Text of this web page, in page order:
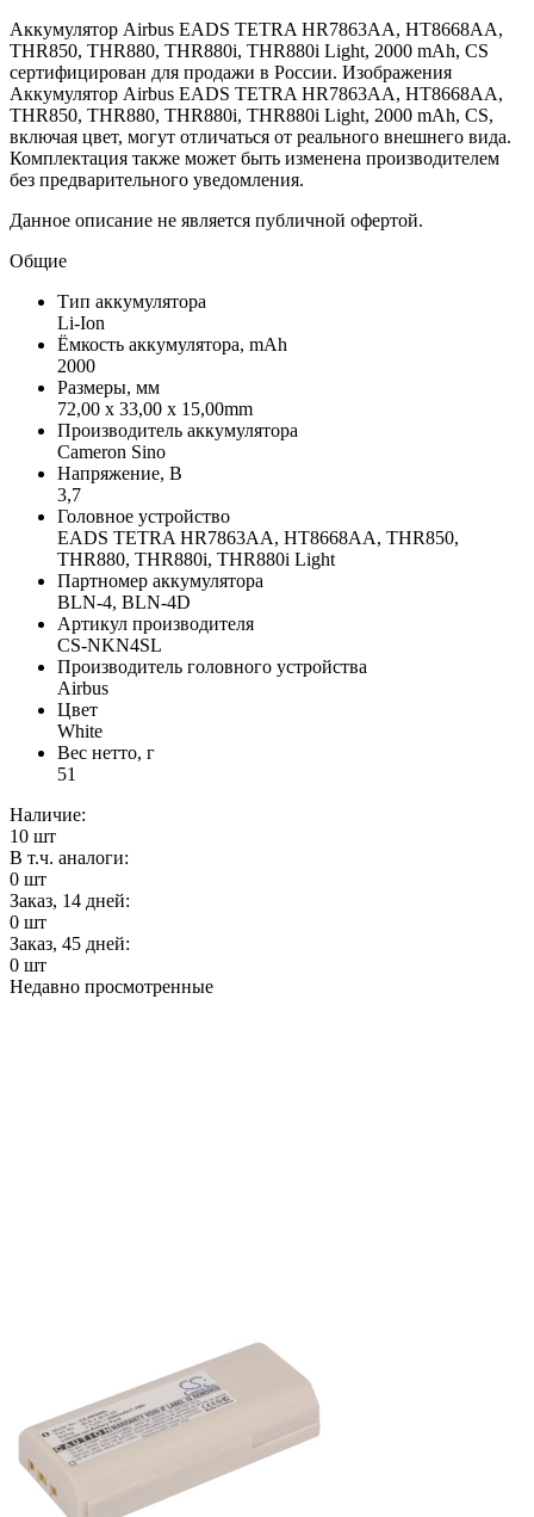
Аккумулятор Airbus EADS TETRA HR7863AA, HT8668AA,
THR850, THR880, THR880i, THR880i Light, 2000 mAh, CS
сертифицирован для продажи в России. Изображения
Аккумулятор Airbus EADS TETRA HR7863AA, HT8668AA,
THR850, THR880, THR880i, THR880i Light, 2000 mAh, CS,
включая цвет, могут отличаться от реального внешнего вида.
Комплектация также может быть изменена производителем
без предварительного уведомления.
Данное описание не является публичной офертой.
Общие
Тип аккумулятора
Li-Ion
Ёмкость аккумулятора, mAh
2000
Размеры, мм
72,00 x 33,00 x 15,00mm
Производитель аккумулятора
Cameron Sino
Напряжение, В
3,7
Головное устройство
EADS TETRA HR7863AA, HT8668AA, THR850,
THR880, THR880i, THR880i Light
Партномер аккумулятора
BLN-4, BLN-4D
Артикул производителя
CS-NKN4SL
Производитель головного устройства
Airbus
Цвет
White
Вес нетто, г
51
Наличие:
10 шт
В т.ч. аналоги:
0 шт
Заказ, 14 дней:
0 шт
Заказ, 45 дней:
0 шт
Недавно просмотренные